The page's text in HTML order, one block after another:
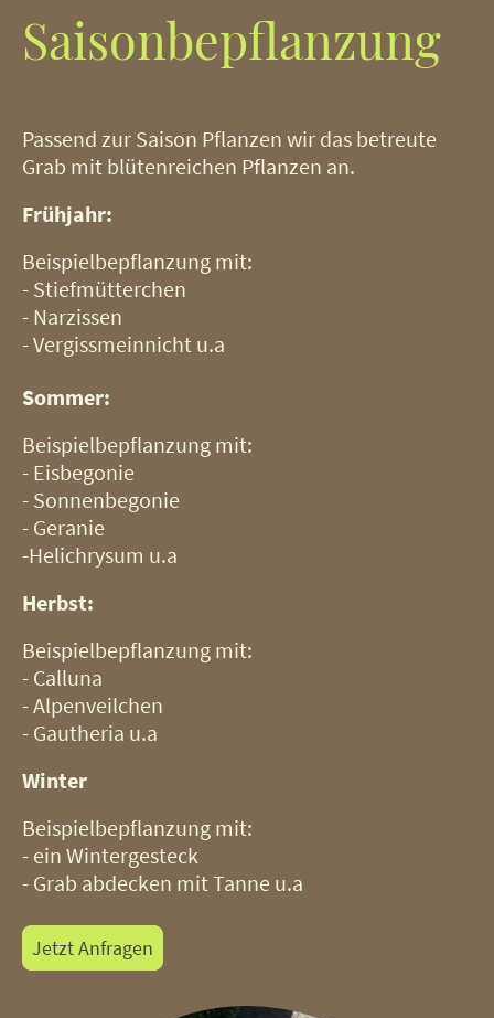
Saisonbepflanzung
Passend zur Saison Pflanzen wir das betreute
Grab mit blütenreichen Pflanzen an.
Frühjahr:
Beispielbepflanzung mit:
- Stiefmütterchen
- Narzissen
- Vergissmeinnicht u.a
Sommer:
Beispielbepflanzung mit:
- Eisbegonie
- Sonnenbegonie
- Geranie
-Helichrysum u.a
Herbst:
Beispielbepflanzung mit:
- Calluna
- Alpenveilchen
- Gautheria u.a
Winter
Beispielbepflanzung mit:
- ein Wintergesteck
- Grab abdecken mit Tanne u.a
Jetzt Anfragen